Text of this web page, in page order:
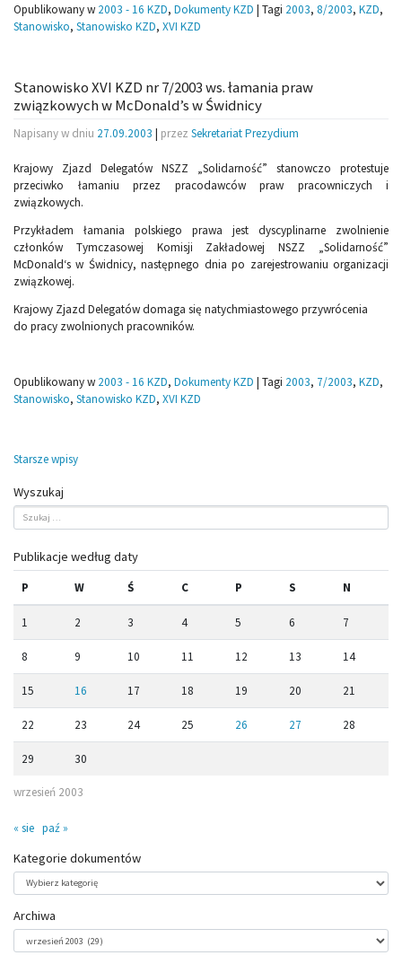
Opublikowany w 2003 - 16 KZD, Dokumenty KZD | Tagi 2003, 8/2003, KZD,
Stanowisko, Stanowisko KZD, XVI KZD
Stanowisko XVI KZD nr 7/2003 ws. łamania praw
związkowych w McDonald’s w Świdnicy
Napisany w dniu 27.09.2003 | przez Sekretariat Prezydium
Krajowy Zjazd Delegatów NSZZ „Solidarność” stanowczo protestuje
przeciwko łamaniu przez pracodawców praw pracowniczych i
związkowych.
Przykładem łamania polskiego prawa jest dyscyplinarne zwolnienie
członków Tymczasowej Komisji Zakładowej NSZZ „Solidarność”
McDonald‘s w Świdnicy, następnego dnia po zarejestrowaniu organizacji
związkowej.
Krajowy Zjazd Delegatów domaga się natychmiastowego przywrócenia
do pracy zwolnionych pracowników.
Opublikowany w 2003 - 16 KZD, Dokumenty KZD | Tagi 2003, 7/2003, KZD,
Stanowisko, Stanowisko KZD, XVI KZD
Nawigacja
po
wpisach
Starsze wpisy
Wyszukaj
Publikacje według daty
wrzesień 2003
P W Ś C P S N
1 2 3 4 5 6 7
8 9 10 11 12 13 14
15 16 17 18 19 20 21
22 23 24 25 26 27 28
29 30
« sie paź »
Kategorie dokumentów
Kategorie
dokumentów
Archiwa